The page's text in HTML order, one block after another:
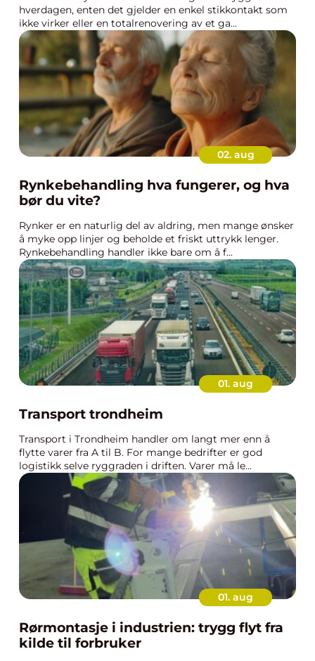
hverdagen, enten det gjelder en enkel stikkontakt som
ikke virker eller en totalrenovering av et ga...
02. aug
Rynkebehandling hva fungerer, og hva
bør du vite?
Rynker er en naturlig del av aldring, men mange ønsker
å myke opp linjer og beholde et friskt uttrykk lenger.
Rynkebehandling handler ikke bare om å f...
01. aug
Transport trondheim
Transport i Trondheim handler om langt mer enn å
flytte varer fra A til B. For mange bedrifter er god
logistikk selve ryggraden i driften. Varer må le...
01. aug
Rørmontasje i industrien: trygg flyt fra
kilde til forbruker